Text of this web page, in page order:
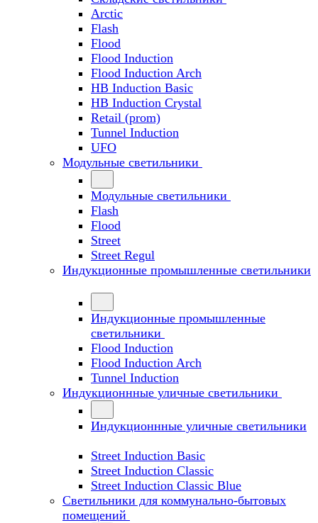
Arctic
Flash
Flood
Flood Induction
Flood Induction Arch
HB Induction Basic
HB Induction Crystal
Retail (prom)
Tunnel Induction
UFO
Модульные светильники
Модульные светильники
Flash
Flood
Street
Street Regul
Индукционные промышленные светильники
Индукционные промышленные
светильники
Flood Induction
Flood Induction Arch
Tunnel Induction
Индукционнные уличные светильники
Индукционнные уличные светильники
Street Induction Basic
Street Induction Classic
Street Induction Classic Blue
Светильники для коммунально-бытовых
помещений